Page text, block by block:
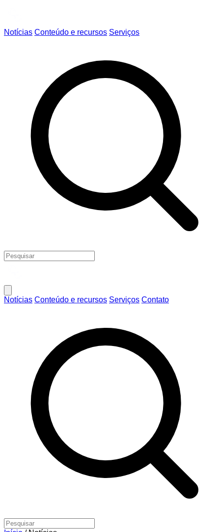
Notícias Conteúdo e recursos Serviços
Notícias Conteúdo e recursos Serviços Contato